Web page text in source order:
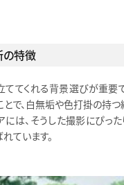
の特徴
てくれる背景選びが重要
で、白無垢や色打掛の持
は、そうした撮影にぴっ
ています。